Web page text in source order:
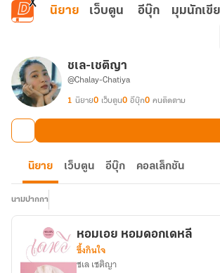
ข้ามไปยังเนื้อหาหลัก
นิยาย เว็บตูน อีบุ๊ก มุมนักเขี
ชเล-เชติญา
@Chalay-Chatiya
1 นิยาย0 เว็บตูน0 อีบุ๊ก0 คนติดตาม
นิยาย เว็บตูน อีบุ๊ก คอลเล็กชัน
นามปากกา
หอมเอย หอมดอกเดหลี
ซึ้งกินใจ
ชเล เชติญา